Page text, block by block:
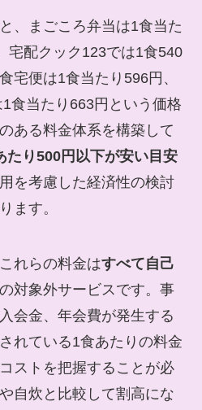
、まごころ弁当は1食当た
宅配クック123では1食540
宅便は1食当たり596円、
食当たり663円という価格
ある料金体系を構築して
たり500円以下が安い目安
を考慮した経済性の検討
ます。
れらの料金はすべて自己
対象外サービスです。事
会金、年会費が発生する
れている1食あたりの料金
ストを把握することが必
自炊と比較して割高にな